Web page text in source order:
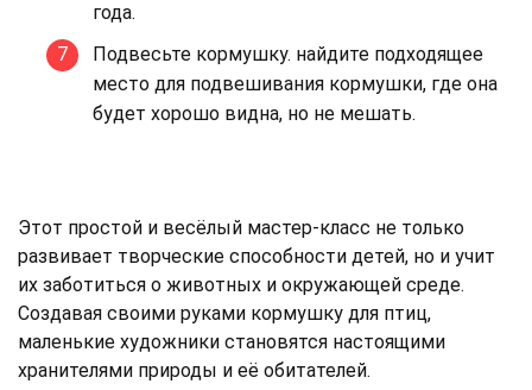
года.
Подвесьте кормушку. найдите подходящее
место для подвешивания кормушки, где она
будет хорошо видна, но не мешать.
Этот простой и весёлый мастер-класс не только
развивает творческие способности детей, но и учит
их заботиться о животных и окружающей среде.
Создавая своими руками кормушку для птиц,
маленькие художники становятся настоящими
хранителями природы и её обитателей.